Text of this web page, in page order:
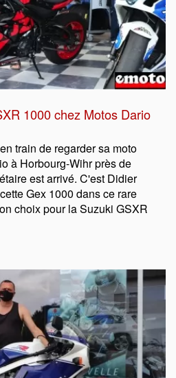
1000 chez Motos Dario
train de regarder sa moto
à Horbourg-Wihr près de
est arrivé. C'est Didier
Gex 1000 dans ce rare
choix pour la Suzuki GSXR